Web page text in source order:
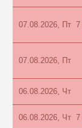
07.08.2026, Пт 7
07.08.2026, Пт
06.08.2026, Чт
06.08.2026, Чт 7